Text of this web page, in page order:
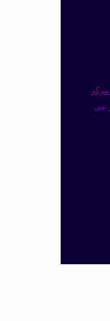
مرکز
می